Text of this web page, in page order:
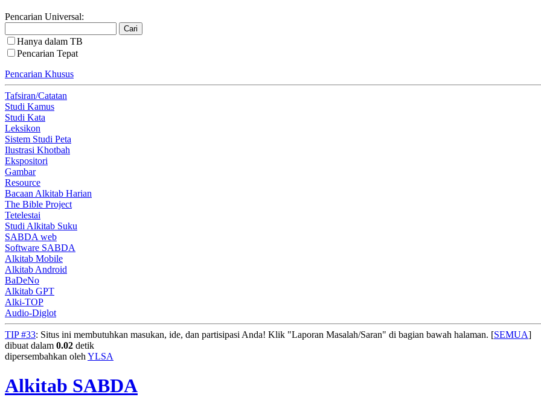
Pencarian Universal:
Hanya dalam TB
Pencarian Tepat
Pencarian Khusus
Tafsiran/Catatan
Studi Kamus
Studi Kata
Leksikon
Sistem Studi Peta
Ilustrasi Khotbah
Ekspositori
Gambar
Resource
Bacaan Alkitab Harian
The Bible Project
Tetelestai
Studi Alkitab Suku
SABDA web
Software SABDA
Alkitab Mobile
Alkitab Android
BaDeNo
Alkitab GPT
Alki-TOP
Audio-Diglot
TIP #33: Situs ini membutuhkan masukan, ide, dan partisipasi Anda! Klik "Laporan Masalah/Saran" di bagian bawah halaman. [SEMUA]
dibuat dalam 0.02 detik
dipersembahkan oleh YLSA
Alkitab SABDA